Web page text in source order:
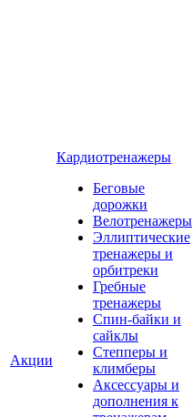
Акции
Кардиотренажеры
Беговые
дорожки
Велотренажеры
Эллиптические
тренажеры и
орбитреки
Гребные
тренажеры
Спин-байки и
сайклы
Степперы и
климберы
Аксессуары и
дополнения к